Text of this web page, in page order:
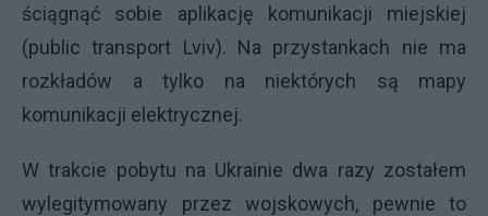
ściągnąć sobie aplikację komunikacji miejskiej
(public transport Lviv). Na przystankach nie ma
rozkładów a tylko na niektórych są mapy
komunikacji elektrycznej.
W trakcie pobytu na Ukrainie dwa razy zostałem
wylegitymowany przez wojskowych, pewnie to